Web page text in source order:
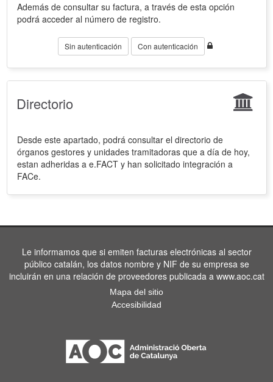
Además de consultar su factura, a través de esta opción
podrá acceder al número de registro.
Sin autenticación Con autenticación
Directorio
Desde este apartado, podrá consultar el directorio de
órganos gestores y unidades tramitadoras que a día de hoy,
estan adheridas a e.FACT y han solicitado integración a
FACe.
Le informamos que si emiten facturas electrónicas al sector
público catalán, los datos nombre y NIF de su empresa se
incluirán en una relación de proveedores publicada a www.aoc.cat
Mapa del sitio
Accesibilidad